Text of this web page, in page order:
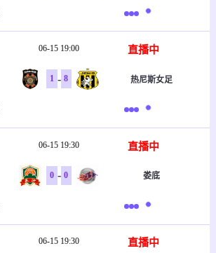
06-15 19:00 直播中
1 - 8 热尼斯女足
06-15 19:30 直播中
0 - 0 娄底
06-15 19:30 直播中